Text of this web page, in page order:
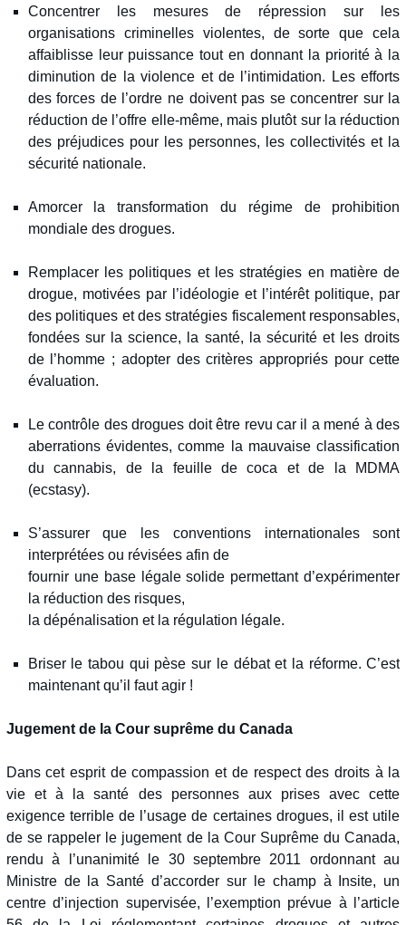
Concentrer les mesures de répression sur les
organisations criminelles violentes, de sorte que cela
affaiblisse leur puissance tout en donnant la priorité à la
diminution de la violence et de l’intimidation. Les efforts
des forces de l’ordre ne doivent pas se concentrer sur la
réduction de l’offre elle-même, mais plutôt sur la réduction
des préjudices pour les personnes, les collectivités et la
sécurité nationale.
Amorcer la transformation du régime de prohibition
mondiale des drogues.
Remplacer les politiques et les stratégies en matière de
drogue, motivées par l’idéologie et l’intérêt politique, par
des politiques et des stratégies fiscalement responsables,
fondées sur la science, la santé, la sécurité et les droits
de l’homme ; adopter des critères appropriés pour cette
évaluation.
Le contrôle des drogues doit être revu car il a mené à des
aberrations évidentes, comme la mauvaise classification
du cannabis, de la feuille de coca et de la MDMA
(ecstasy).
S’assurer que les conventions internationales sont
interprétées ou révisées afin de
fournir une base légale solide permettant d’expérimenter
la réduction des risques,
la dépénalisation et la régulation légale.
Briser le tabou qui pèse sur le débat et la réforme. C’est
maintenant qu’il faut agir !
Jugement de la Cour suprême du Canada
Dans cet esprit de compassion et de respect des droits à la
vie et à la santé des personnes aux prises avec cette
exigence terrible de l’usage de certaines drogues, il est utile
de se rappeler le jugement de la Cour Suprême du Canada,
rendu à l’unanimité le 30 septembre 2011 ordonnant au
Ministre de la Santé d’accorder sur le champ à Insite, un
centre d’injection supervisée, l’exemption prévue à l’article